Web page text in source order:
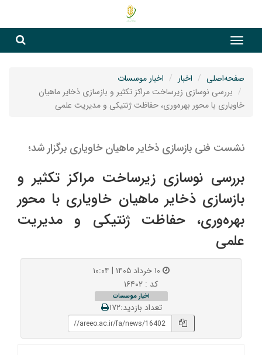
صفحه‌اصلی اخبار
اخبار موسسات
بررسی نوسازی زیرساخت مراکز تکثیر و بازسازی ذخایر ماهیان
خاویاری با محور بهره‌وری، حفاظت ژنتیکی و مدیریت علمی
نشست فنی بازسازی ذخایر ماهیان خاویاری برگزار شد؛
بررسی نوسازی زیرساخت مراکز تکثیر و
بازسازی ذخایر ماهیان خاویاری با محور
بهره‌وری، حفاظت ژنتیکی و مدیریت
علمی
کد : ۱۶۴۰۲
اخبار موسسات
تعداد بازدید:۱۷۲